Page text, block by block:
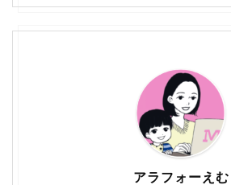
アラフォーえむ